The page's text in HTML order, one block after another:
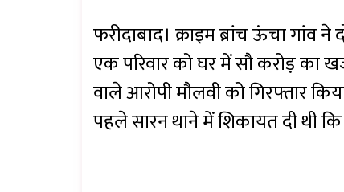
फरीदाबाद। क्राइम ब्रांच ऊंचा गांव
एक परिवार को घर में सौ करोड़ का
वाले आरोपी मौलवी को गिरफ्तार
पहले सारन थाने में शिकायत दी थी